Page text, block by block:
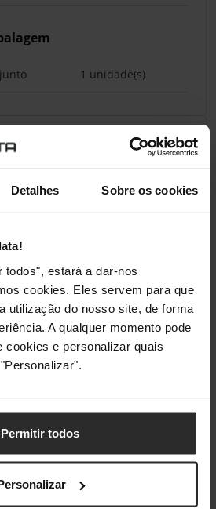
Detalhes Sobre os cookies
todos", estará a dar-nos
cookies. Eles servem para que
utilização do nosso site, de forma
A qualquer momento pode
cookies e personalizar quais
Permitir todos
1 unidade(s)